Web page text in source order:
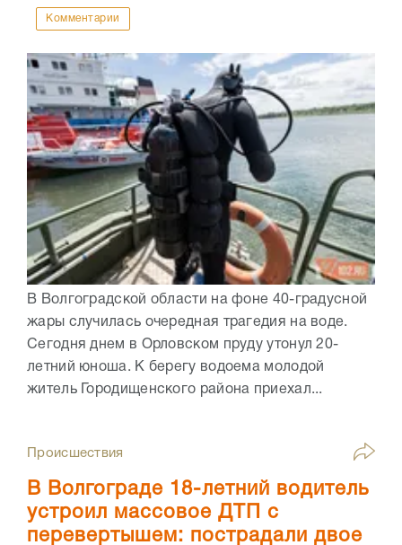
Комментарии
В Волгоградской области на фоне 40-градусной
жары случилась очередная трагедия на воде.
Сегодня днем в Орловском пруду утонул 20-
летний юноша. К берегу водоема молодой
житель Городищенского района приехал...
Происшествия
В Волгограде 18-летний водитель
устроил массовое ДТП с
перевертышем: пострадали двое